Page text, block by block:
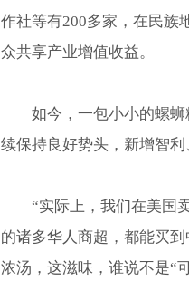
作社等有200多家，在民族
众共享产业增值收益。
如今，一包小小的螺
续保持良好势头，新增智
“实际上，我们在美国
的诸多华人商超，都能买
浓汤，这滋味，谁说不是“